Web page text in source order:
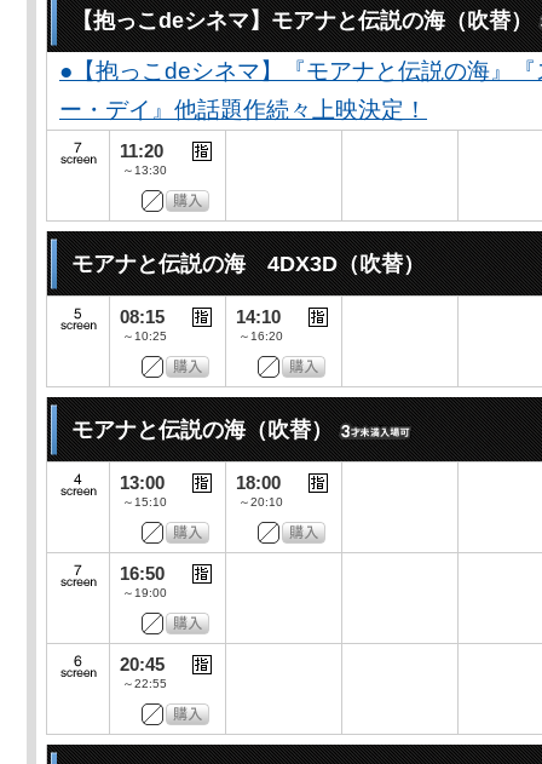
【抱っこdeシネマ】モアナと伝説の海（吹替）
●【抱っこdeシネマ】『モアナと伝説の海』
ー・デイ』他話題作続々上映決定！
11:20
～13:30
モアナと伝説の海 4DX3D（吹替）
08:15
～10:25
14:10
～16:20
モアナと伝説の海（吹替）
13:00
～15:10
18:00
～20:10
16:50
～19:00
20:45
～22:55